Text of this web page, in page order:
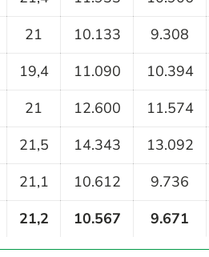
21 10.133
9.308
19,4 11.090
10.394
21 12.600
11.574
21,5 14.343
13.092
21,1 10.612
9.736
21,2 10.567 9.671